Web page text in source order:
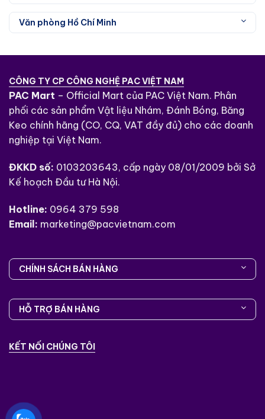
Văn phòng Hồ Chí Minh
CÔNG TY CP CÔNG NGHỆ PAC VIỆT NAM
PAC Mart – Official Mart của PAC Việt Nam. Phân
phối các sản phẩm Vật liệu Nhám, Đánh Bóng, Băng
Keo chính hãng (CO, CQ, VAT đầy đủ) cho các doanh
nghiệp tại Việt Nam.
ĐKKD số: 0103203643, cấp ngày 08/01/2009 bởi Sở
Kế hoạch Đầu tư Hà Nội.
Hotline: 0964 379 598
Email: marketing@pacvietnam.com
CHÍNH SÁCH BÁN HÀNG
HỖ TRỢ BÁN HÀNG
KẾT NỐI CHÚNG TÔI